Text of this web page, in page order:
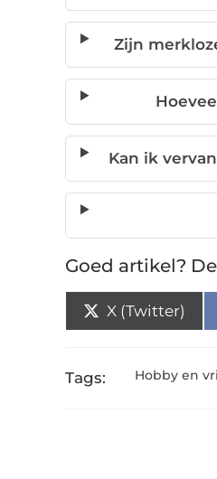
Zijn
Kan ik
Goed artikel?
X (Twitter)
Tags: Hobby en